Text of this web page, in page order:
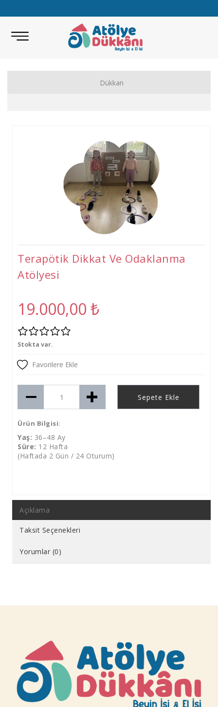
Dükkan
Atölyeler
Gelişim Atölyeleri (2-6 Yaş)
Terapötik Dikkat Ve Odaklanma
Atölyesi
19.000,00 ₺
Stokta var.
Favorilere Ekle
Sepete Ekle
Ürün Bilgisi:
Yaş: 36–48 Ay
Süre: 12 Hafta
(Haftada 2 Gün / 24 Oturum)
Açıklama
Taksit Seçenekleri
Yorumlar (0)